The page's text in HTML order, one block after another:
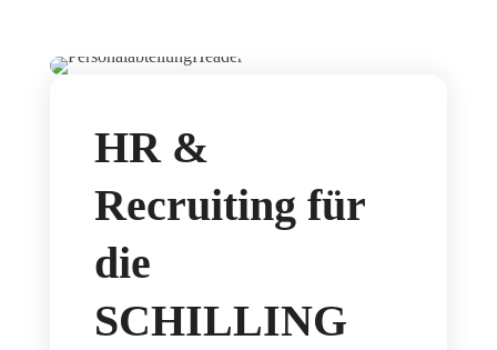
HR &
Recruiting für
die
SCHILLING